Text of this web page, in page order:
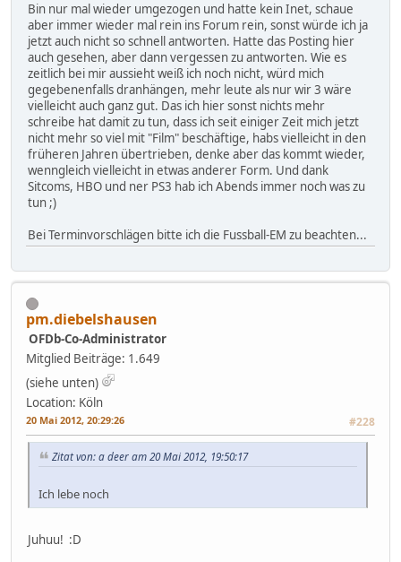
Bin nur mal wieder umgezogen und hatte kein Inet, schaue
aber immer wieder mal rein ins Forum rein, sonst würde ich ja
jetzt auch nicht so schnell antworten. Hatte das Posting hier
auch gesehen, aber dann vergessen zu antworten. Wie es
zeitlich bei mir aussieht weiß ich noch nicht, würd mich
gegebenenfalls dranhängen, mehr leute als nur wir 3 wäre
vielleicht auch ganz gut. Das ich hier sonst nichts mehr
schreibe hat damit zu tun, dass ich seit einiger Zeit mich jetzt
nicht mehr so viel mit "Film" beschäftige, habs vielleicht in den
früheren Jahren übertrieben, denke aber das kommt wieder,
wenngleich vielleicht in etwas anderer Form. Und dank
Sitcoms, HBO und ner PS3 hab ich Abends immer noch was zu
tun ;)
Bei Terminvorschlägen bitte ich die Fussball-EM zu beachten...
pm.diebelshausen
OFDb-Co-Administrator
Mitglied Beiträge: 1.649
(siehe unten)
Location: Köln
20 Mai 2012, 20:29:26 #228
Zitat von: a deer am 20 Mai 2012, 19:50:17
Ich lebe noch
Juhuu! :D